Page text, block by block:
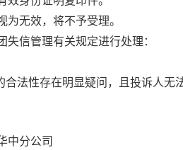
无效，将不予受理。
信管理有关规定进行处理：
法性存在明显疑问，且投诉人
中分公司